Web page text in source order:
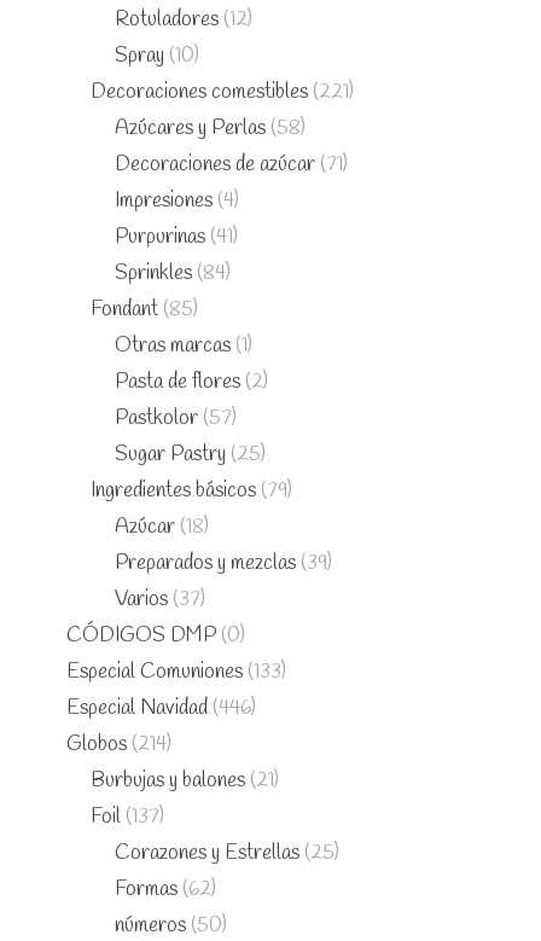
Rotuladores (12)
Spray (10)
Decoraciones comestibles (221)
Azúcares y Perlas (58)
Decoraciones de azúcar (71)
Impresiones (4)
Purpurinas (41)
Sprinkles (84)
Fondant (85)
Otras marcas (1)
Pasta de flores (2)
Pastkolor (57)
Sugar Pastry (25)
Ingredientes básicos (79)
Azúcar (18)
Preparados y mezclas (39)
Varios (37)
CÓDIGOS DMP (0)
Especial Comuniones (133)
Especial Navidad (446)
Globos (214)
Burbujas y balones (21)
Foil (137)
Corazones y Estrellas (25)
Formas (62)
números (50)